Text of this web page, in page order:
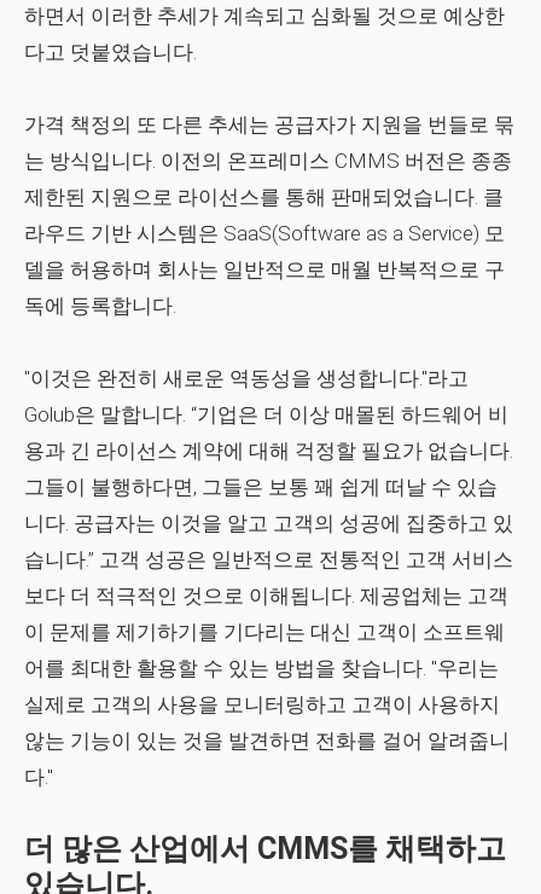
하면서 이러한 추세가 계속되고 심화될 것으로 예상한
다고 덧붙였습니다.
가격 책정의 또 다른 추세는 공급자가 지원을 번들로 묶
는 방식입니다. 이전의 온프레미스 CMMS 버전은 종종
제한된 지원으로 라이선스를 통해 판매되었습니다. 클
라우드 기반 시스템은 SaaS(Software as a Service) 모
델을 허용하며 회사는 일반적으로 매월 반복적으로 구
독에 등록합니다.
"이것은 완전히 새로운 역동성을 생성합니다."라고
Golub은 말합니다. “기업은 더 이상 매몰된 하드웨어 비
용과 긴 라이선스 계약에 대해 걱정할 필요가 없습니다.
그들이 불행하다면, 그들은 보통 꽤 쉽게 떠날 수 있습
니다. 공급자는 이것을 알고 고객의 성공에 집중하고 있
습니다.” 고객 성공은 일반적으로 전통적인 고객 서비스
보다 더 적극적인 것으로 이해됩니다. 제공업체는 고객
이 문제를 제기하기를 기다리는 대신 고객이 소프트웨
어를 최대한 활용할 수 있는 방법을 찾습니다. "우리는
실제로 고객의 사용을 모니터링하고 고객이 사용하지
않는 기능이 있는 것을 발견하면 전화를 걸어 알려줍니
다."
더 많은 산업에서 CMMS를 채택하고
있습니다.